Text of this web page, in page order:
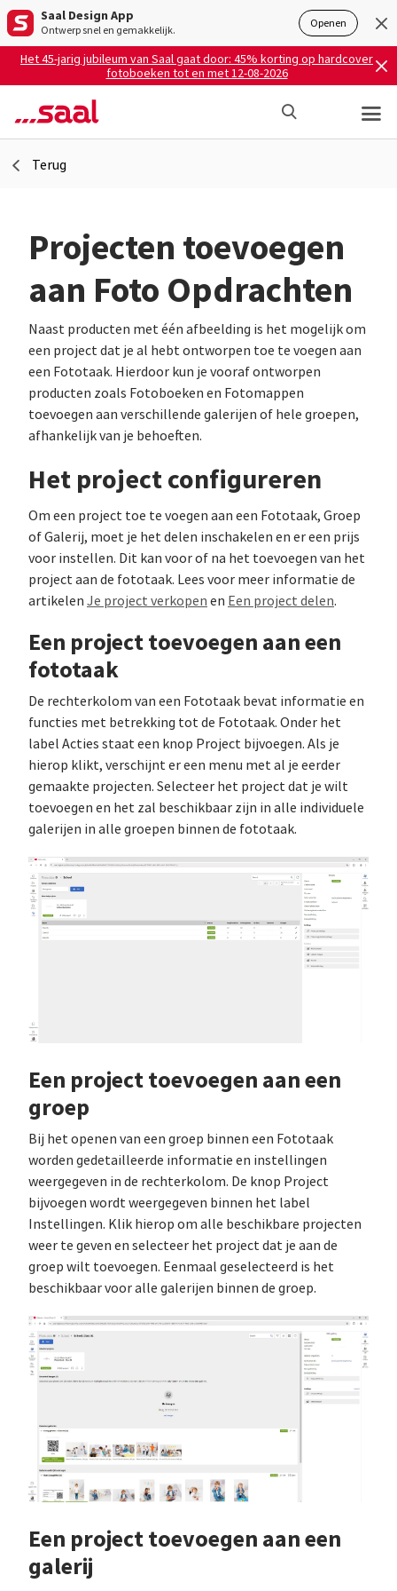
Saal Design App
Ontwerp snel en gemakkelijk. Openen
Het 45-jarig jubileum van Saal gaat door: 45% korting op hardcover
fotoboeken tot en met 12-08-2026
Terug
Projecten toevoegen
aan Foto Opdrachten
Naast producten met één afbeelding is het mogelijk om
een project dat je al hebt ontworpen toe te voegen aan
een Fototaak. Hierdoor kun je vooraf ontworpen
producten zoals Fotoboeken en Fotomappen
toevoegen aan verschillende galerijen of hele groepen,
afhankelijk van je behoeften.
Het project configureren
Om een project toe te voegen aan een Fototaak, Groep
of Galerij, moet je het delen inschakelen en er een prijs
voor instellen. Dit kan voor of na het toevoegen van het
project aan de fototaak. Lees voor meer informatie de
artikelen Je project verkopen en Een project delen.
Een project toevoegen aan een
fototaak
De rechterkolom van een Fototaak bevat informatie en
functies met betrekking tot de Fototaak. Onder het
label Acties staat een knop Project bijvoegen. Als je
hierop klikt, verschijnt er een menu met al je eerder
gemaakte projecten. Selecteer het project dat je wilt
toevoegen en het zal beschikbaar zijn in alle individuele
galerijen in alle groepen binnen de fototaak.
Een project toevoegen aan een
groep
Bij het openen van een groep binnen een Fototaak
worden gedetailleerde informatie en instellingen
weergegeven in de rechterkolom. De knop Project
bijvoegen wordt weergegeven binnen het label
Instellingen. Klik hierop om alle beschikbare projecten
weer te geven en selecteer het project dat je aan de
groep wilt toevoegen. Eenmaal geselecteerd is het
beschikbaar voor alle galerijen binnen de groep.
Een project toevoegen aan een
galerij